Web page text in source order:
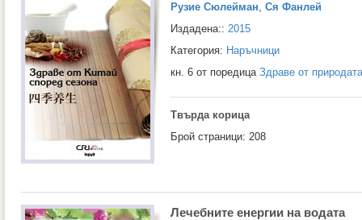
Рузие Сюлейман, Ся Фанлей
Издадена:: 2015
Категория: Наръчници
кн. 6 от поредица Здраве от природата
Твърда корица
Брой страници: 208
Лечебните енергии на водата